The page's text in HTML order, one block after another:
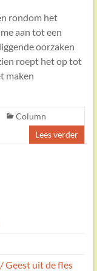
rondom het
aan tot een
oorzaken
roept het op tot
maken
Column
Lees verder
Geest uit de fles